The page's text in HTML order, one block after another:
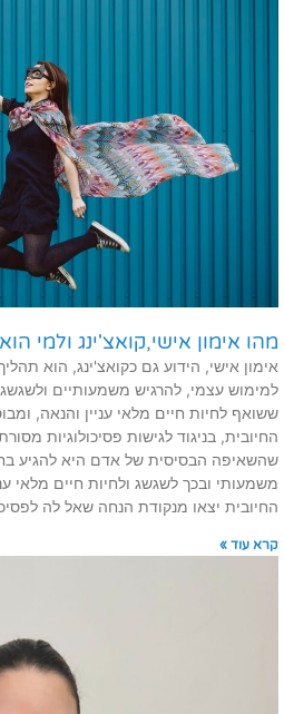
מהו אימון אישי,קואצ'ינג ולמי
אימון אישי, הידוע גם כקואצ'ינג, הוא
למימוש עצמי, להרגיש משמעותיים
ששואף לחיות חיים מלאי עניין והנאה,
החיובית, בניגוד לגישות פסיכולוגיות
שהשאיפה הבסיסית של אדם היא להגיע
משמעותי ובכך לשגשג ולחיות חיים מלאי
החיובית יצאו מנקודת הנחה שאל לה
קרא עוד »